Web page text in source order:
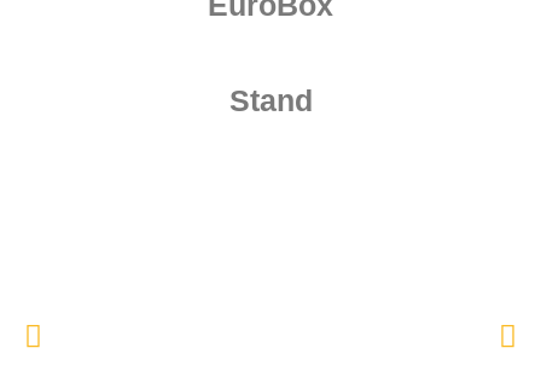
Stand